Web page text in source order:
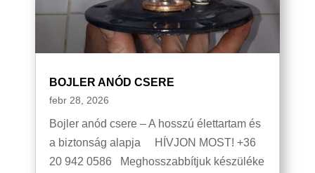
BOJLER ANÓD CSERE
febr 28, 2026
Bojler anód csere – A hosszú élettartam és
a biztonság alapja HÍVJON MOST! +36
20 942 0586 Meghosszabbítjuk készüléke